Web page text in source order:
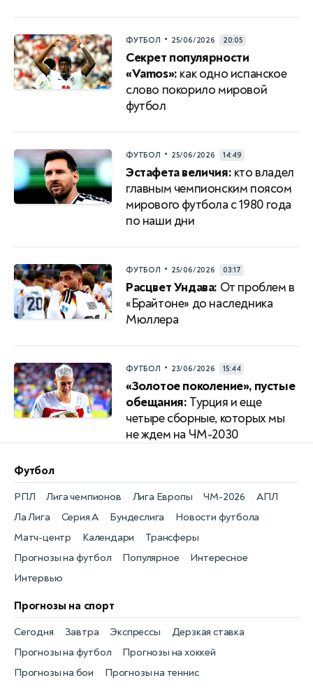
ФУТБОЛ • 25/06/2026 20:05
Секрет популярности
«Vamos»: как одно испанское
слово покорило мировой
футбол
ФУТБОЛ • 25/06/2026 14:49
Эстафета величия: кто владел
главным чемпионским поясом
мирового футбола с 1980 года
по наши дни
ФУТБОЛ • 25/06/2026 03:17
Расцвет Ундава: От проблем в
«Брайтоне» до наследника
Мюллера
ФУТБОЛ • 23/06/2026 15:44
«Золотое поколение», пустые
обещания: Турция и еще
четыре сборные, которых мы
не ждем на ЧМ-2030
Футбол
Новости футбола
РПЛ
Матч-центр
Лига чемпионов
Календари
Лига Европы
Трансферы
ЧМ-2026
Прогнозы на футбол
АПЛ
Популярное
Ла Лига
Интересное
Серия А
Интервью
Бундеслига
Прогнозы на спорт
Прогнозы на футбол
Сегодня
Прогнозы на хоккей
Завтра
Прогнозы на бои
Экспрессы
Прогнозы на теннис
Дерзкая ставка